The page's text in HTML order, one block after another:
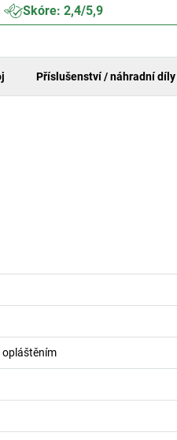
Skóre: 2,4/5,9
Příslušenství / náhradní díly
opláštěním